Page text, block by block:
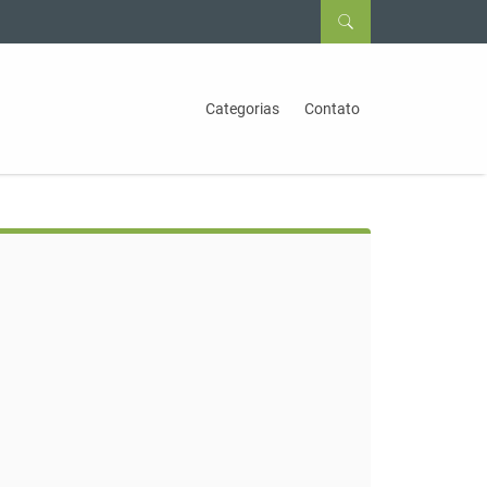
Categorias Contato